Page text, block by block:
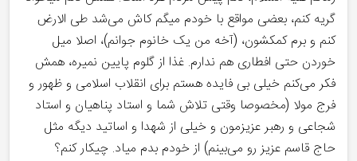
گریه کنم، بعضی مواقع با خودم میگم کاش می‌شد طی الارض
کنم و برم کمکشون، (آخه من یک خانوم جوانم)، اصلا میل
خوردن حتی افطاری هم ندارم. غذا از گلوم پایین نمیره، همش
فکر می‌کنم خیلی بی فایده هستم برای انقلاب اسلامی و ظهور و
فرج مولا (مخصوصا وقتی تلاش شما و استاد پناهیان و استاد
شجاعی و رهبر عزیزمون و خیلی از شهدا و اساتید دیگه مثل
حاج قاسم عزیز رو می‌بینم) از خودم بدم میاد. چیکار کنم؟